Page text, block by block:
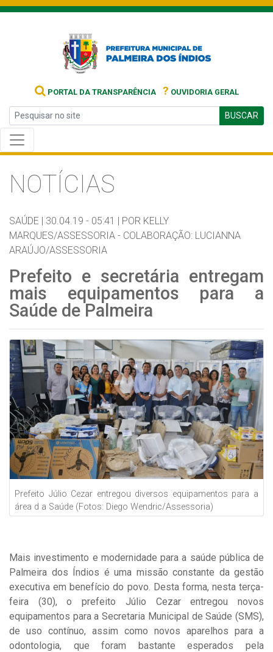
PORTAL DA TRANSPARÊNCIA ? OUVIDORIA GERAL
BUSCAR
NOTÍCIAS
SAÚDE | 30.04.19 - 05:41 | POR KELLY
MARQUES/ASSESSORIA - COLABORAÇÃO: LUCIANNA
ARAÚJO/ASSESSORIA
Prefeito e secretária entregam
mais equipamentos para a
Saúde de Palmeira
Prefeito Júlio Cezar entregou diversos equipamentos para a
área d a Saúde (Fotos: Diego Wendric/Assessoria)
Mais investimento e modernidade para a saúde pública de
Palmeira dos Índios é uma missão constante da gestão
executiva em benefício do povo. Desta forma, nesta terça-
feira (30), o prefeito Júlio Cezar entregou novos
equipamentos para a Secretaria Municipal de Saúde (SMS),
de uso contínuo, assim como novos aparelhos para a
odontologia, que foram bastante esperados pela